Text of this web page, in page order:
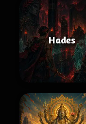
Hades